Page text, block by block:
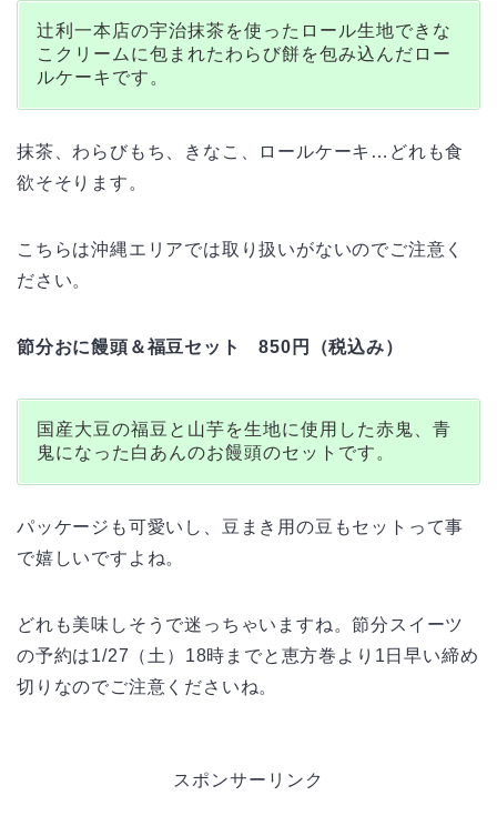
辻利一本店の宇治抹茶を使ったロール生地できな
こクリームに包まれたわらび餅を包み込んだロー
ルケーキです。
抹茶、わらびもち、きなこ、ロールケーキ…どれも食
欲そそります。
こちらは沖縄エリアでは取り扱いがないのでご注意く
ださい。
節分おに饅頭＆福豆セット 850円（税込み）
国産大豆の福豆と山芋を生地に使用した赤鬼、青
鬼になった白あんのお饅頭のセットです。
パッケージも可愛いし、豆まき用の豆もセットって事
で嬉しいですよね。
どれも美味しそうで迷っちゃいますね。節分スイーツ
の予約は1/27（土）18時までと恵方巻より1日早い締め
切りなのでご注意くださいね。
スポンサーリンク